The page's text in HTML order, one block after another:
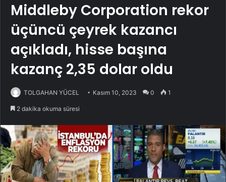
Middleby Corporation rekor
üçüncü çeyrek kazancı
açıkladı, hisse başına
kazanç 2,35 dolar oldu
TOLGAHAN YÜCEL Kasım 10, 2023 0 1
2 dakika okuma süresi